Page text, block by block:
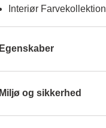
Interiør Farvekollektion
Egenskaber
Miljø og sikkerhed